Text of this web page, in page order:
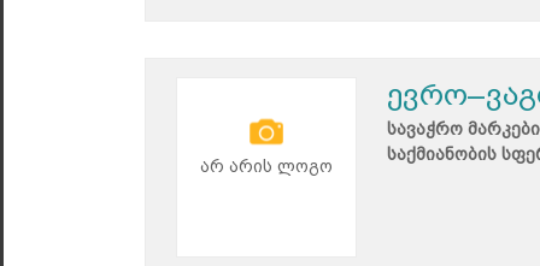
არ არის ლოგო
სავაჭრო
საქმიანობის